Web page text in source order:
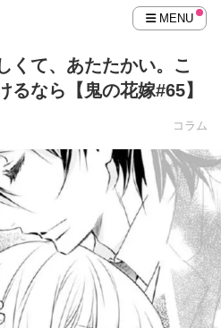
MENU
くて、あたたかい。こ
るなら【鬼の花嫁#65】
コラム